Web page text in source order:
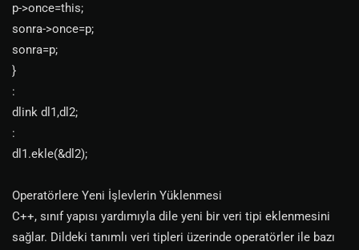
p->once=this;
sonra->once=p;
sonra=p;
}
:
dlink dl1,dl2;
:
dl1.ekle(&dl2);
Operatörlere Yeni İşlevlerin Yüklenmesi
C++, sınıf yapısı yardımıyla dile yeni bir veri tipi eklenmesini
sağlar. Dildeki tanımlı veri tipleri üzerinde operatörler ile bazı